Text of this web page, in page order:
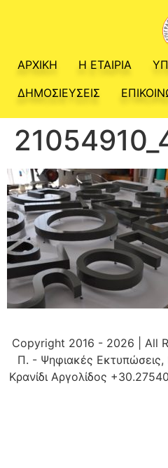
ΑΡΧΙΚΗ Η ΕΤΑΙΡΙΑ
ΔΗΜΟΣΙΕΥΣΕΙΣ
Copyright 2016 - 2026 | All
Π. - Ψηφιακές Εκτυπώσεις,
Κρανίδι Αργολίδος